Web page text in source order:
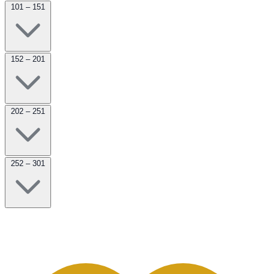
101 – 151
152 – 201
202 – 251
252 – 301